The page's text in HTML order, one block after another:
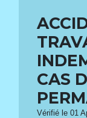
CAS
Vérifié le 01